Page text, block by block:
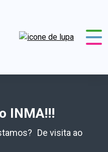
INMA!!!
De visita ao